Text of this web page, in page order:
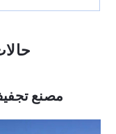
1. مصنع